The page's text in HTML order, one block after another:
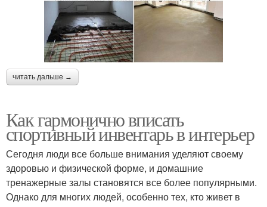
читать дальше →
Как гармонично вписать
спортивный инвентарь в интерьер
Сегодня люди все больше внимания уделяют своему
здоровью и физической форме, и домашние
тренажерные залы становятся все более популярными.
Однако для многих людей, особенно тех, кто живет в